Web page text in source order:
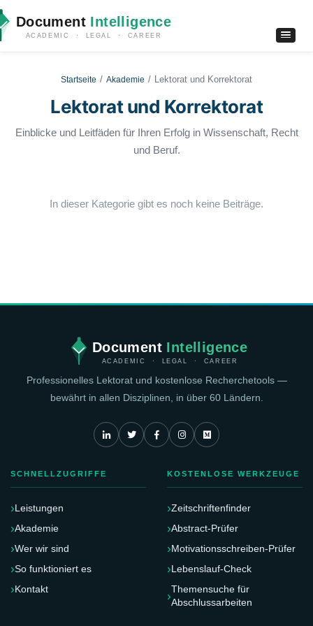
Document Intelligence
ACADEMIC · LEGAL · CAREER
Startseite Akademie Lektorat und Korrektorat
Lektorat und Korrektorat
Einblicke und Leitfäden für Ihren Erfolg in Wissenschaft, Recht
und Beruf.
In dieser Kategorie gibt es noch keine Beiträge.
Document Intelligence
ACADEMIC · LEGAL · CAREER
Professionelles Lektorat und kostenlose Recherchetools —
bewährt in allen Disziplinen, in über 60 Ländern.
SCHNELLZUGRIFFE
Leistungen
Akademie
Wer wir sind
So funktioniert es
Kontakt
KOSTENLOSE WERKZEUGE
Zeitschriftenfinder
Abstract-Prüfer
Motivationsschreiben-Prüfer
Lebenslauf-Check
Themensuche für
Abschlussarbeiten